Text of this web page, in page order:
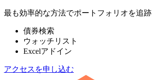
最も効率的な方法でポートフォリオを追跡
債券検索
ウォッチリスト
Excelアドイン
アクセスを申し込む